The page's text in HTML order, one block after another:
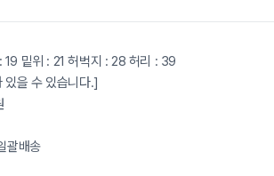
밑위 : 21 허벅지 : 28 허리 : 39
을 수 있습니다.]
괄배송